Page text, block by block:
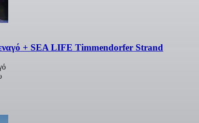
+ SEA LIFE Timmendorfer Strand